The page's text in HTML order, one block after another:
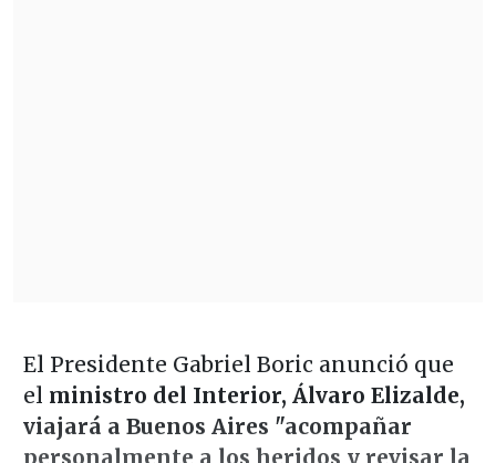
El Presidente Gabriel Boric anunció que
el ministro del Interior, Álvaro Elizalde,
viajará a Buenos Aires "acompañar
personalmente a los heridos y revisar la